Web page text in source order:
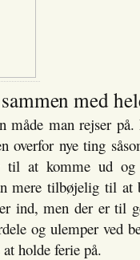
med
måde man rejser
nye ting
til at komme ud og
mere tilbøjelig til at
ind, men der er til
og ulemper ved
holde ferie på.